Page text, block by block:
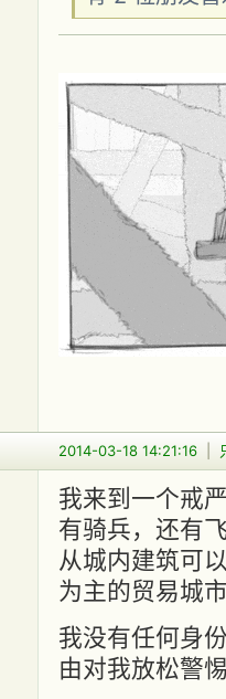
2014-03-18 14:21:16
我来到一个戒
有骑兵，还有
从城内建筑可
为主的贸易城
我没有任何身
由对我放松警